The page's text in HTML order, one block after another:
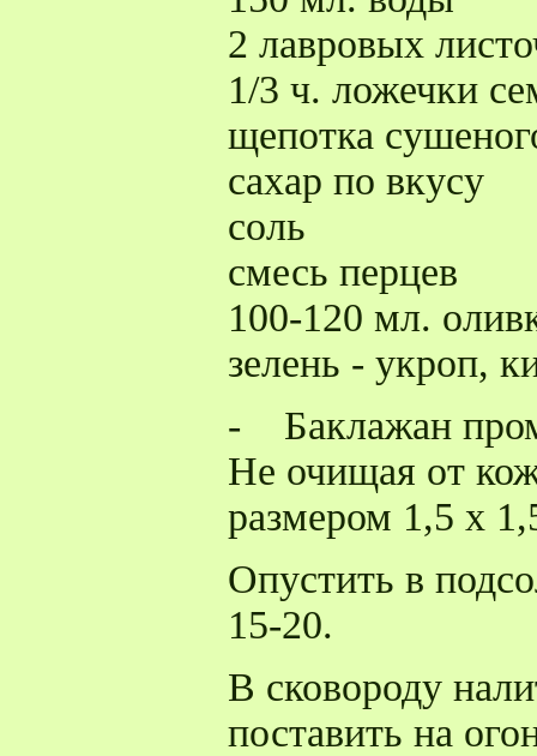
2 лавровых
1/3 ч. ложечки
щепотка
сахар по вкусу
соль
смесь перцев
100-120 мл.
зелень - укроп,
- Баклажан
Не очищая от
размером 1,5 х
Опустить в
15-20.
В сковороду
поставить на